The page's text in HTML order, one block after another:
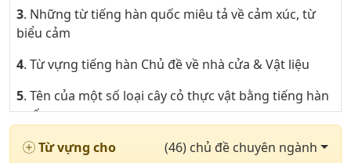
3. Những từ tiếng hàn quốc miêu tả về cảm xúc, từ
biểu cảm
4. Từ vựng tiếng hàn Chủ đề về nhà cửa & Vật liệu
5. Tên của một số loại cây cỏ thực vật bằng tiếng hàn
quốc
6. Một số từ tiếng hàn quốc về Chủ đề công cụ dùng
Từ vựng cho (46) chủ đề chuyên ngành